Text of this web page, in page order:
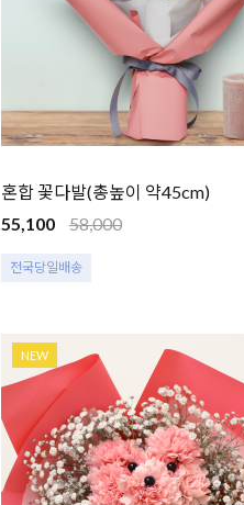
혼합 꽃다발(총높이 약45cm)
55,100
58,000
전국당일배송
NEW